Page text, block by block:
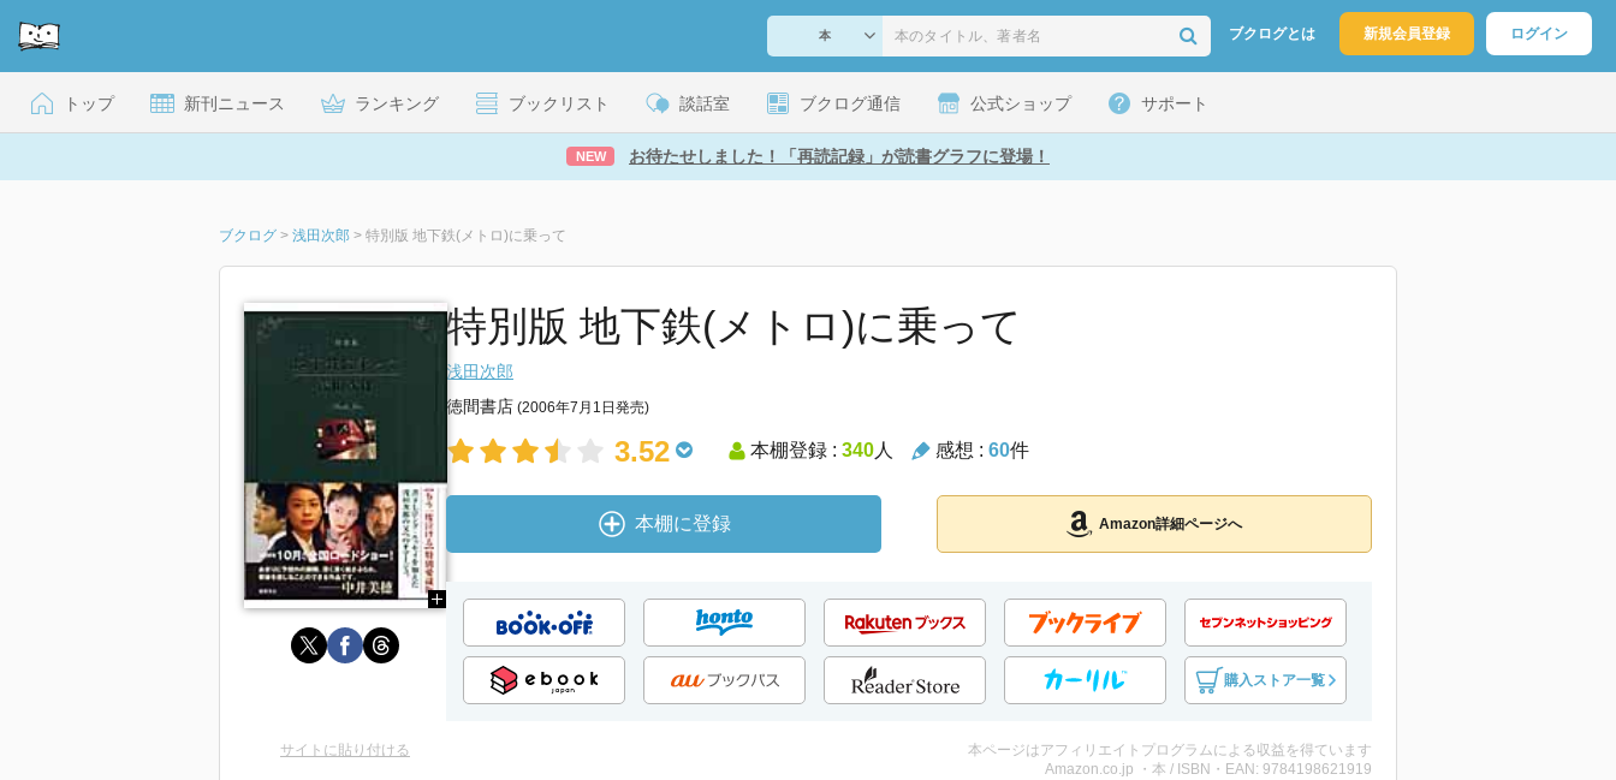
ブクログとは 新規会員登録 ログイン
トップ 新刊ニュース ランキング ブックリスト 談話室 ブクログ通信 公式ショップ サポート
NEW お待たせしました！「再読記録」が読書グラフに登場！
ブクログ > 浅田次郎 > 特別版 地下鉄(メトロ)に乗って
特別版 地下鉄(メトロ)に乗って
浅田次郎
徳間書店 (2006年7月1日発売)
3.52 本棚登録 : 340人 感想 : 60件
本棚に登録 Amazon詳細ページへ
購入ストア一覧
サイトに貼り付ける
本ページはアフィリエイトプログラムによる収益を得ています
Amazon.co.jp ・本 / ISBN・EAN: 9784198621919